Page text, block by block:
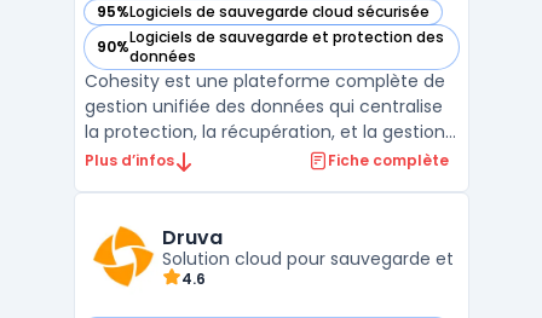
95%Logiciels de sauvegarde cloud sécurisée
— voir Cohesity dans cette catégorie
90%Logiciels de sauvegarde et protection des
données
— voir Cohesity dans cette catégorie
Cohesity est une plateforme complète de
gestion unifiée des données qui centralise
la protection, la récupération, et la gestion
des données sur des environnements
de données et améliorer la cyber-résilience
des entrepr ...
Plus d’infos Fiche complète
Druva
Solution cloud pour sauvegarde et
4.6